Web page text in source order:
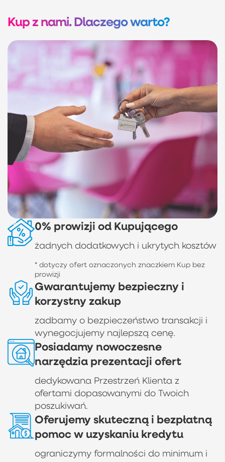
Kup z nami. Dlaczego warto?
0% prowizji od Kupującego
żadnych dodatkowych i ukrytych kosztów
* dotyczy ofert oznaczonych znaczkiem Kup bez
prowizji
Gwarantujemy bezpieczny i
korzystny zakup
zadbamy o bezpieczeństwo transakcji i
wynegocjujemy najlepszą cenę.
Posiadamy nowoczesne
narzędzia prezentacji ofert
dedykowana Przestrzeń Klienta z
ofertami dopasowanymi do Twoich
poszukiwań.
Oferujemy skuteczną i bezpłatną
pomoc w uzyskaniu kredytu
ograniczymy formalności do minimum i